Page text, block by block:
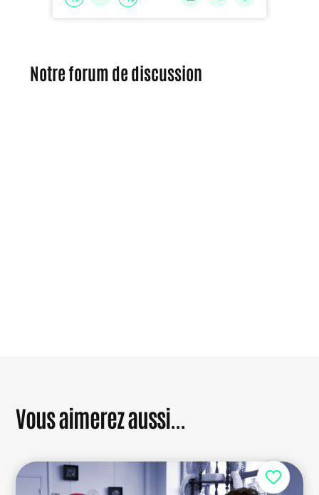
Notre forum de discussion
Vous aimerez aussi...